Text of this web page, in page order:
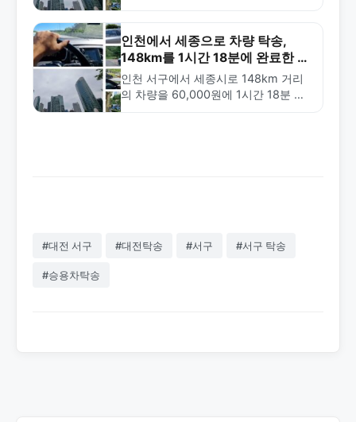
인천에서 세종으로 차량 탁송,
148km를 1시간 18분에 완료한 사
례
인천 서구에서 세종시로 148km 거리
의 차량을 60,000원에 1시간 18분 만
#대전 서구 #대전탁송 #서구 #서구 탁송
#승용차탁송